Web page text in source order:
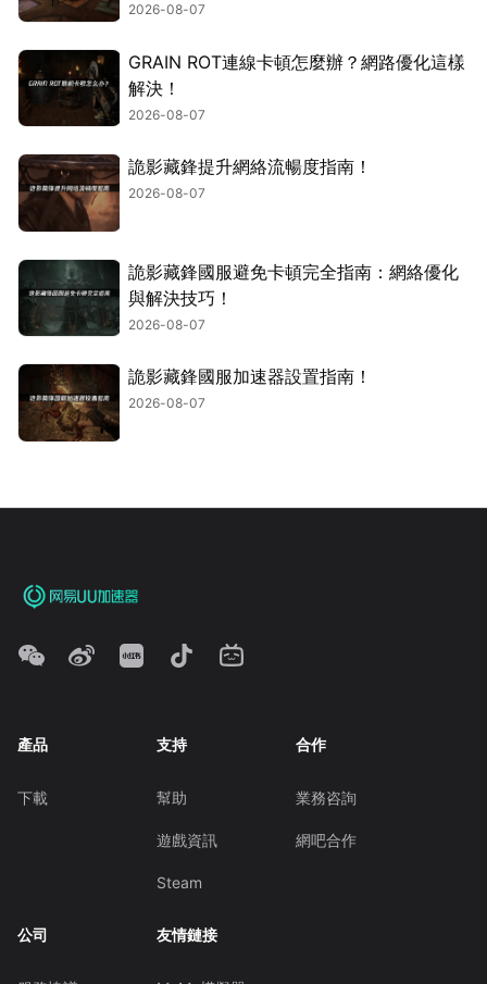
2026-08-07
GRAIN ROT連線卡頓怎麼辦？網路優化這樣
解決！
2026-08-07
詭影藏鋒提升網絡流暢度指南！
2026-08-07
詭影藏鋒國服避免卡頓完全指南：網絡優化
與解決技巧！
2026-08-07
詭影藏鋒國服加速器設置指南！
2026-08-07
產品
下載
支持
幫助
遊戲資訊
Steam
合作
業務咨詢
網吧合作
公司 友情鏈接